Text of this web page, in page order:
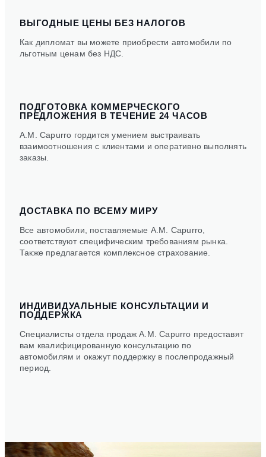
ВЫГОДНЫЕ ЦЕНЫ БЕЗ НАЛОГОВ
Как дипломат вы можете приобрести автомобили по
льготным ценам без НДС.
ПОДГОТОВКА КОММЕРЧЕСКОГО
ПРЕДЛОЖЕНИЯ В ТЕЧЕНИЕ 24 ЧАСОВ
A.M. Capurro гордится умением выстраивать
взаимоотношения с клиентами и оперативно выполнять
заказы.
ДОСТАВКА ПО ВСЕМУ МИРУ
Все автомобили, поставляемые A.M. Capurro,
соответствуют специфическим требованиям рынка.
Также предлагается комплексное страхование.
ИНДИВИДУАЛЬНЫЕ КОНСУЛЬТАЦИИ И
ПОДДЕРЖКА
Специалисты отдела продаж A.M. Capurro предоставят
вам квалифицированную консультацию по
автомобилям и окажут поддержку в послепродажный
период.